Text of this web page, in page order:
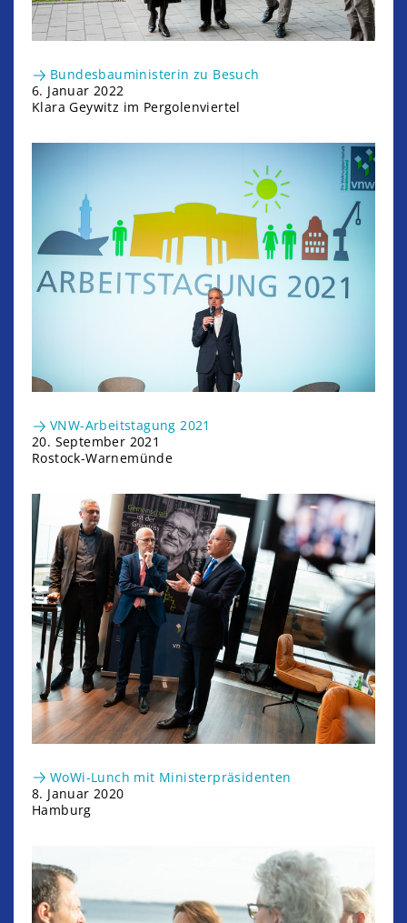
Bundesbauministerin zu Besuch
6. Januar 2022
Klara Geywitz im Pergolenviertel
VNW-Arbeitstagung 2021
20. September 2021
Rostock-Warnemünde
WoWi-Lunch mit Ministerpräsidenten
8. Januar 2020
Hamburg